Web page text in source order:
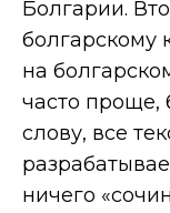
Болгарии.
болгарскому
на
часто проще,
слову, все
ничего